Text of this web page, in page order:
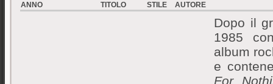
ANNO TITOLO STILE AUTORE
Dopo il
1985
album
e
For